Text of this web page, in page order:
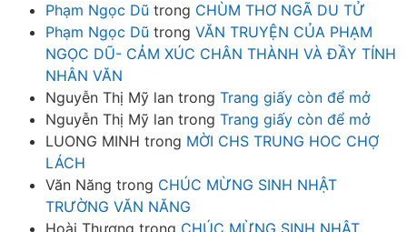
Phạm Ngọc Dũ trong CHÙM THƠ NGÃ DU TỬ
Phạm Ngọc Dũ trong VĂN TRUYỆN CỦA PHẠM
NGỌC DŨ- CẢM XÚC CHÂN THÀNH VÀ ĐẦY TÍNH
NHÂN VĂN
Nguyễn Thị Mỹ lan trong Trang giấy còn để mở
Nguyễn Thị Mỹ lan trong Trang giấy còn để mở
LUONG MINH trong MỜI CHS TRUNG HOC CHỢ
LÁCH
Văn Năng trong CHÚC MỪNG SINH NHẬT
TRƯỜNG VĂN NĂNG